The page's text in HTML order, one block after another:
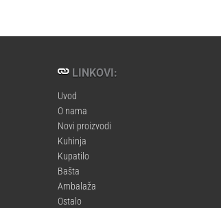
LINKOVI:
Uvod
O nama
Novi proizvodi
Kuhinja
Kupatilo
Bašta
Ambalaža
Ostalo